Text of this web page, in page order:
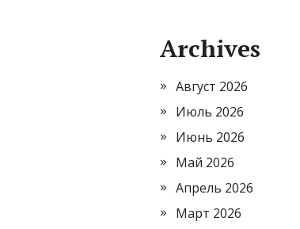
Archives
Август 2026
Июль 2026
Июнь 2026
Май 2026
Апрель 2026
Март 2026